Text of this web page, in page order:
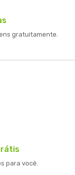
gratuitamente.
para você.